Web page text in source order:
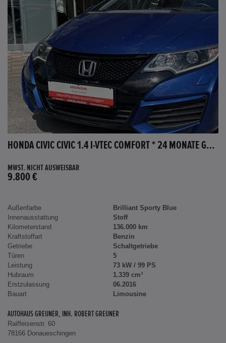
HONDA CIVIC CIVIC 1.4 I-VTEC COMFORT * 24 MONATE GARANTIE *
MWST. NICHT AUSWEISBAR
9.800 €
Außenfarbe
Brilliant Sporty Blue
Innenausstattung
Stoff
Kilometerstand
136.000 km
Kraftstoffart
Benzin
Getriebe
Schaltgetriebe
Türen
5
Leistung
73 kW / 99 PS
Hubraum
1.339 cm³
Erstzulassung
06.2016
Bauart
Limousine
AUTOHAUS GREUNER, INH. ROBERT GREUNER
Raiffeisenstr. 60
78166 Donaueschingen